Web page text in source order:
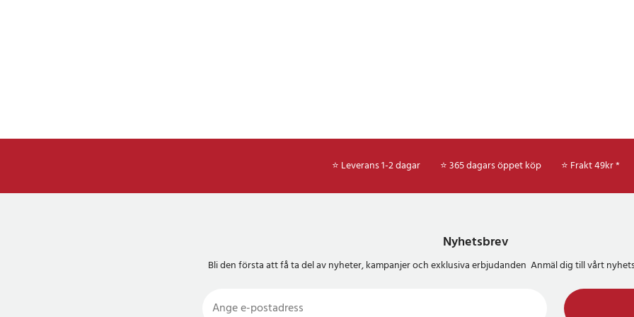
AFS-inställning) och utför sedan den här funktionen för
fönsterhissmotor, är det nödvändigt att utföra
diagnosdata som registrerats av skanningsverktyget
eller anpassade testrapporter.
Batteritest låter dig få batterispänningen med OBD-
DTC-bibliotek för att slå upp när användaren använder
⭐ Leverans 1-2 dagar ⭐ 365 dagars öppet köp ⭐ Frakt 49kr *
Nyhetsbrev
Bli den första att få ta del av nyheter, kampanjer och exklusiva erbjudanden Anmäl dig till vårt